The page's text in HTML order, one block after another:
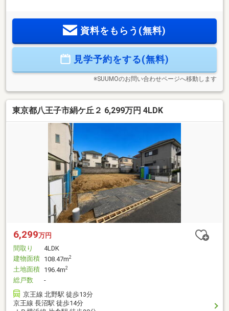
資料をもらう(無料)
見学予約をする(無料)
※SUUMOのお問い合わせページへ移動します
東京都八王子市絹ケ丘２ 6,299万円 4LDK
6,299万円
間取り
4LDK
建物面積 108.47m2
土地面積 196.4m2
総戸数
-
京王線 北野駅 徒歩13分
京王線 長沼駅 徒歩14分